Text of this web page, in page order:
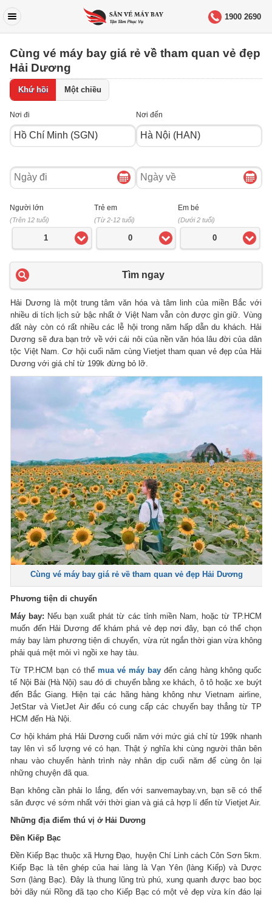
1900 2690
Cùng vé máy bay giá rẻ về tham quan vẻ đẹp
Hải Dương
Khứ hồi Một chiều
Nơi đi Nơi đến
Ngày
đi
Ngày
về
Người lớn
(Trên 12 tuổi)
1
Trẻ em
(Từ 2-12 tuổi)
0
Em bé
(Dưới 2 tuổi)
0
Tìm ngay
Hải Dương là một trung tâm văn hóa và tâm linh của miền Bắc với
nhiều di tích lịch sử bậc nhất ở Việt Nam vẫn còn được gìn giữ. Vùng
đất này còn có rất nhiều các lễ hội trong năm hấp dẫn du khách. Hải
Dương sẽ đưa bạn trở về với cái nôi của nền văn hóa lâu đời của dân
tộc Việt Nam. Cơ hội cuối năm cùng Vietjet tham quan vẻ đẹp của Hải
Dương với giá chỉ từ 199k đừng bỏ lỡ.
Cùng vé máy bay giá rẻ về tham quan vẻ đẹp Hải Dương
Phương tiện di chuyển
Máy bay: Nếu bạn xuất phát từ các tỉnh miền Nam, hoặc từ TP.HCM
muốn đến Hải Dương để khám phá vẻ đẹp nơi đây, bạn có thể chọn
máy bay làm phương tiện di chuyển, vừa rút ngắn thời gian vừa không
phải quá mệt mỏi vì ngồi xe hay tàu.
Từ TP.HCM bạn có thể mua vé máy bay đến cảng hàng không quốc
tế Nội Bài (Hà Nội) sau đó di chuyển bằng xe khách, ô tô hoặc xe buýt
đến Bắc Giang. Hiện tại các hãng hàng không như Vietnam airline,
JetStar và VietJet Air đểu có cung cấp các chuyến bay thẳng từ TP
HCM đến Hà Nội.
Cơ hội khám phá Hải Dương cuối năm với mức giá chỉ từ 199k nhanh
tay lên vì số lượng vé có hạn. Thật ý nghĩa khi cùng người thân bên
nhau vào chuyến hành trình này nhân dịp cuối năm để cùng ôn lại
những chuyện đã qua.
Bạn không cần phải lo lắng, đến với sanvemaybay.vn, bạn sẽ có thể
săn được vé sớm nhất với thời gian và giá cả hợp lí đến từ Vietjet Air.
Những địa điểm thú vị ở Hải Dương
Đền Kiếp Bạc
Đền Kiếp Bạc thuộc xã Hưng Đạo, huyện Chí Linh cách Côn Sơn 5km.
Kiếp Bạc là tên ghép của hai làng là Vạn Yên (làng Kiếp) và Dược
Sơn (làng Bạc). Đây là thung lũng trù phú, xung quanh được bao bọc
bởi dãy núi Rồng đã tạo cho Kiếp Bạc có một vẻ đẹp vừa kín đáo lại